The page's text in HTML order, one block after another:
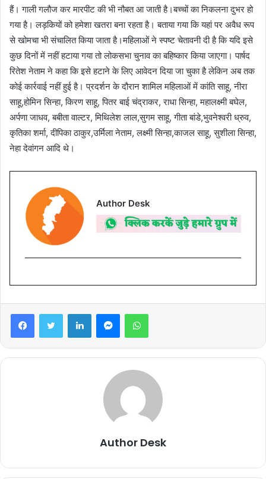
हैं। गाली गलौज कर मारपीट की भी नौबत आ जाती है।बच्चों का निकलना दुभर हो
गया है। लड़कियों को हमेशा खतरा बना रहता है। बताया गया कि यहां पर अवैध रूप
से खोमचा भी संचालित किया जाता है।महिलाओं ने स्पष्ट चेतावनी दी है कि यदि इसे
कुछ दिनों में नहीं हटाया गया तो लोकसभा चुनाव का बहिष्कार किया जाएगा। पार्षद
रितेश नेताम ने कहा कि इसे हटाने के लिए आवेदन दिया जा चुका है लेकिन अब तक
कोई कार्रवाई नहीं हुई है। प्रदर्शन के दौरान शामिल महिलाओं में कांति साहू, नीरा
साहू,होमिन सिन्हा, किरण साहू, पितर बाई चंद्राकर, राधा सिन्हा, महालक्ष्मी बघेल,
अर्पणा जाधव, बबीता वाल्टर, मिथिलेश लाल,सुगम साहू, गीता बांडे,भुवनेश्वरी ध्रुव,
कृतिका शर्मा, दीपिका ठाकुर,उर्मिला नेताम, लक्ष्मी सिन्हा,काजल साहू, सुशीला सिन्हा,
नेहा देवांगन आदि थे।
Author Desk
FacebookTwitter LinkedInMessengerWhatsApp
Author Desk